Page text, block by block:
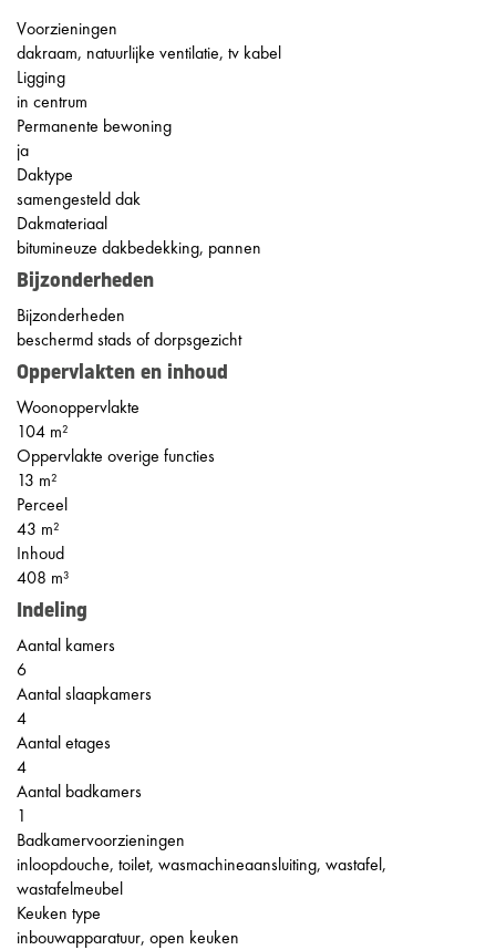
Voorzieningen
dakraam, natuurlijke ventilatie, tv kabel
Ligging
in centrum
Permanente bewoning
ja
Daktype
samengesteld dak
Dakmateriaal
bitumineuze dakbedekking, pannen
Bijzonderheden
Bijzonderheden
beschermd stads of dorpsgezicht
Oppervlakten en inhoud
Woonoppervlakte
104 m²
Oppervlakte overige functies
13 m²
Perceel
43 m²
Inhoud
408 m³
Indeling
Aantal kamers
6
Aantal slaapkamers
4
Aantal etages
4
Aantal badkamers
1
Badkamervoorzieningen
inloopdouche, toilet, wasmachineaansluiting, wastafel,
wastafelmeubel
Keuken type
inbouwapparatuur, open keuken